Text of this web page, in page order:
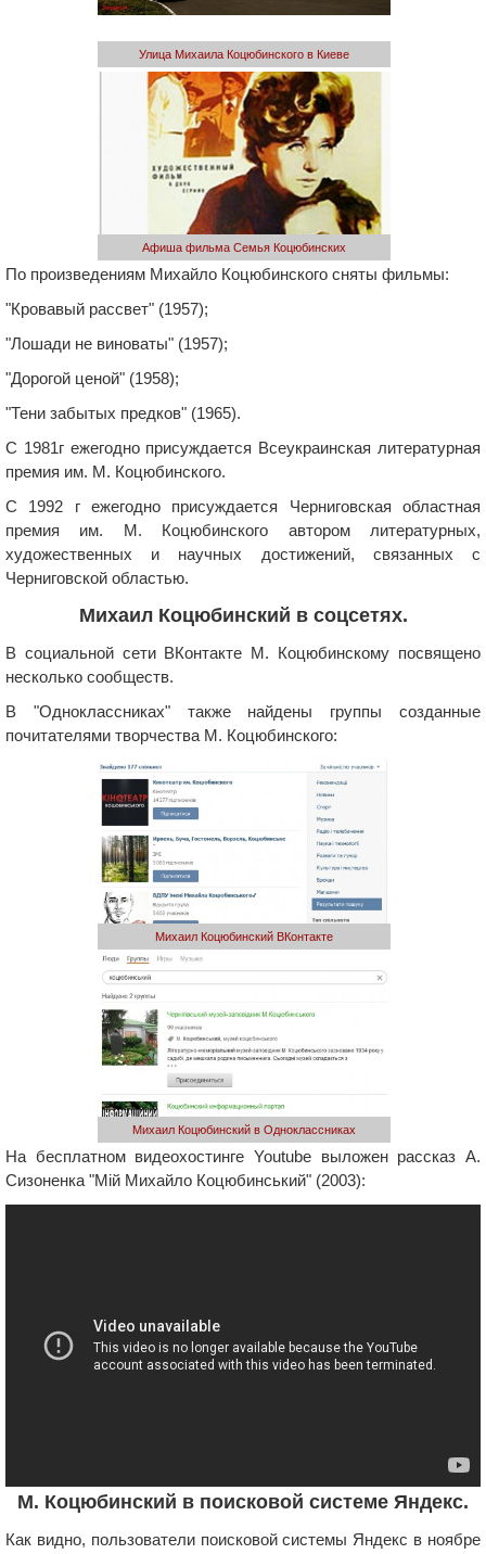
Улица Михаила Коцюбинского в Киеве
Афиша фильма Семья Коцюбинских
По произведениям Михайло Коцюбинского сняты фильмы:
"Кровавый рассвет" (1957);
"Лошади не виноваты" (1957);
"Дорогой ценой" (1958);
"Тени забытых предков" (1965).
С 1981г ежегодно присуждается Всеукраинская литературная
премия им. М. Коцюбинского.
С 1992 г ежегодно присуждается Черниговская областная
премия им. М. Коцюбинского автором литературных,
художественных и научных достижений, связанных с
Черниговской областью.
Михаил Коцюбинский в соцсетях.
В социальной сети ВКонтакте М. Коцюбинскому посвящено
несколько сообществ.
В "Одноклассниках" также найдены группы созданные
почитателями творчества М. Коцюбинского:
Михаил Коцюбинский ВКонтакте
Михаил Коцюбинский в Одноклассниках
На бесплатном видеохостинге Youtube выложен рассказ А.
Сизоненка "Мій Михайло Коцюбинський" (2003):
М. Коцюбинский в поисковой системе Яндекс.
Как видно, пользователи поисковой системы Яндекс в ноябре